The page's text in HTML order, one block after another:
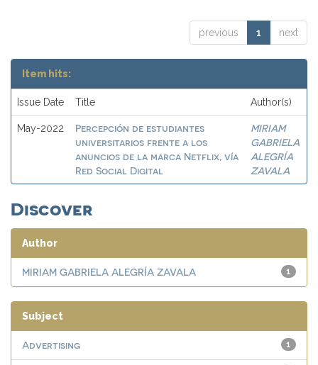
previous 1 next
Item hits:
Issue Date Title Author(s)
May-2022
Percepción de estudiantes
universitarios frente a los
anuncios de la marca Netflix, vía
Red Social Digital
MIRIAM
GABRIELA
ALEGRÍA
ZAVALA
Discover
Author
1
MIRIAM GABRIELA ALEGRÍA ZAVALA
Subject
1
Advertising